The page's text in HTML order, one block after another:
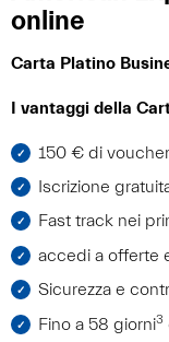
online
Carta Platino
I vantaggi della
150 € di
Iscrizione
Fast track nei
accedi a offerte
Sicurezza e
Fino a 58 giorni3